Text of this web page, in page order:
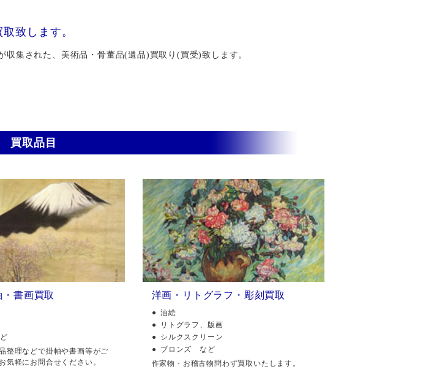
致します。
集された、美術品・骨董品(遺品)買取り(買受)致します。
買取品目
書画買取
整理などで掛軸や書画等がご
気軽にお問合せください。
洋画・リトグラフ・彫刻買取
油絵
リトグラフ、版画
シルクスクリーン
ブロンズ など
作家物・お稽古物問わず買取いたします。